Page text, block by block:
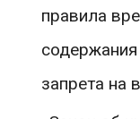
правила
запрета на